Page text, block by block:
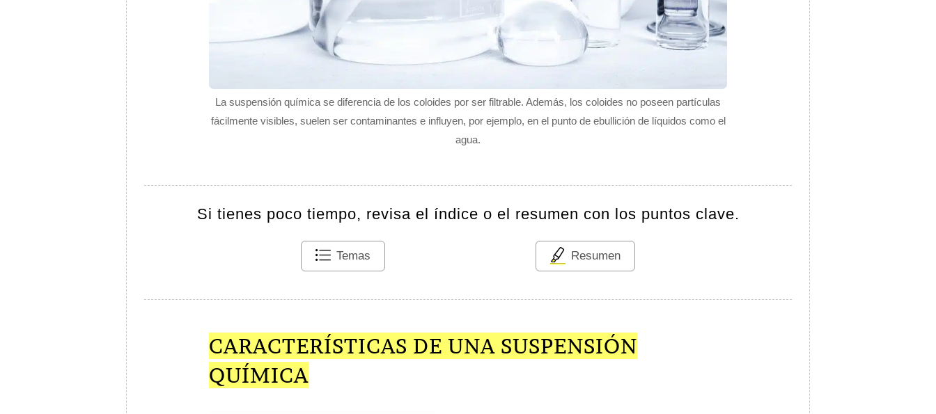
La suspensión química se diferencia de los coloides por ser filtrable. Además, los coloides no poseen partículas
fácilmente visibles, suelen ser contaminantes e influyen, por ejemplo, en el punto de ebullición de líquidos como el
agua.
Si tienes poco tiempo, revisa el índice o el resumen con los puntos clave.
Temas Resumen
CARACTERÍSTICAS DE UNA SUSPENSIÓN
QUÍMICA